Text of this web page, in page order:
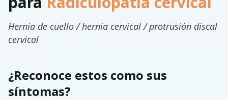
Hernia de cuello / hernia cervical / protrusión discal
cervical
¿Reconoce estos como sus
síntomas?